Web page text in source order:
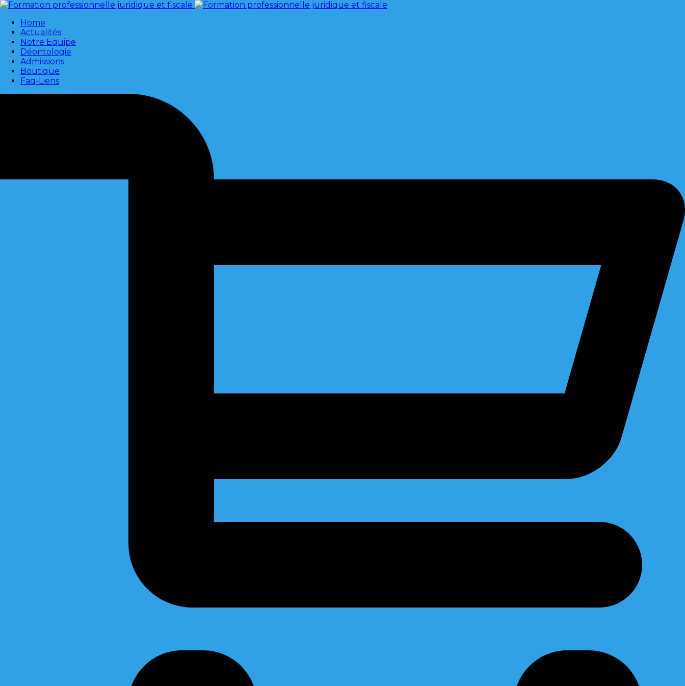
Home
Actualités
Notre Equipe
Déontologie
Admissions
Boutique
Faq-Liens